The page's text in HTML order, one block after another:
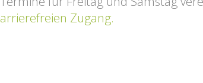
Zugang.